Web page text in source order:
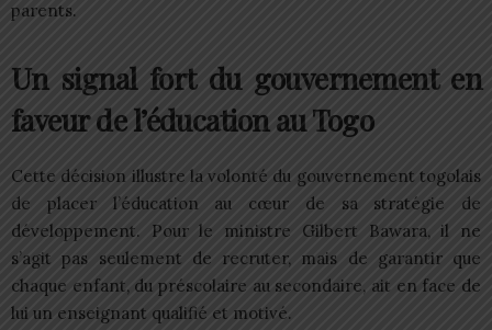
parents.
Un signal fort du gouvernement en
faveur de l’éducation au Togo
Cette décision illustre la volonté du gouvernement togolais
de placer l’éducation au cœur de sa stratégie de
développement. Pour le ministre Gilbert Bawara, il ne
s’agit pas seulement de recruter, mais de garantir que
chaque enfant, du préscolaire au secondaire, ait en face de
lui un enseignant qualifié et motivé.